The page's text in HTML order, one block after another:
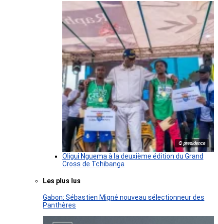
© presidence
Oligui Nguema à la deuxième édition du Grand
Cross de Tchibanga
Les plus lus
Gabon: Sébastien Migné nouveau sélectionneur des
Panthères